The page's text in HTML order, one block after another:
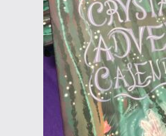
Tietosuojaseloste
Tuotteet
Yritysinfo